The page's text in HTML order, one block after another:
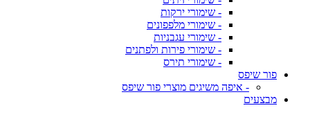
- שימורי ירקות
- שימורי מלפפונים
- שימורי עגבניות
- שימורי פירות ולפתנים
- שימורי תירס
פור שיפס
- איפה משיגים מוצרי פור שיפס
מבצעים